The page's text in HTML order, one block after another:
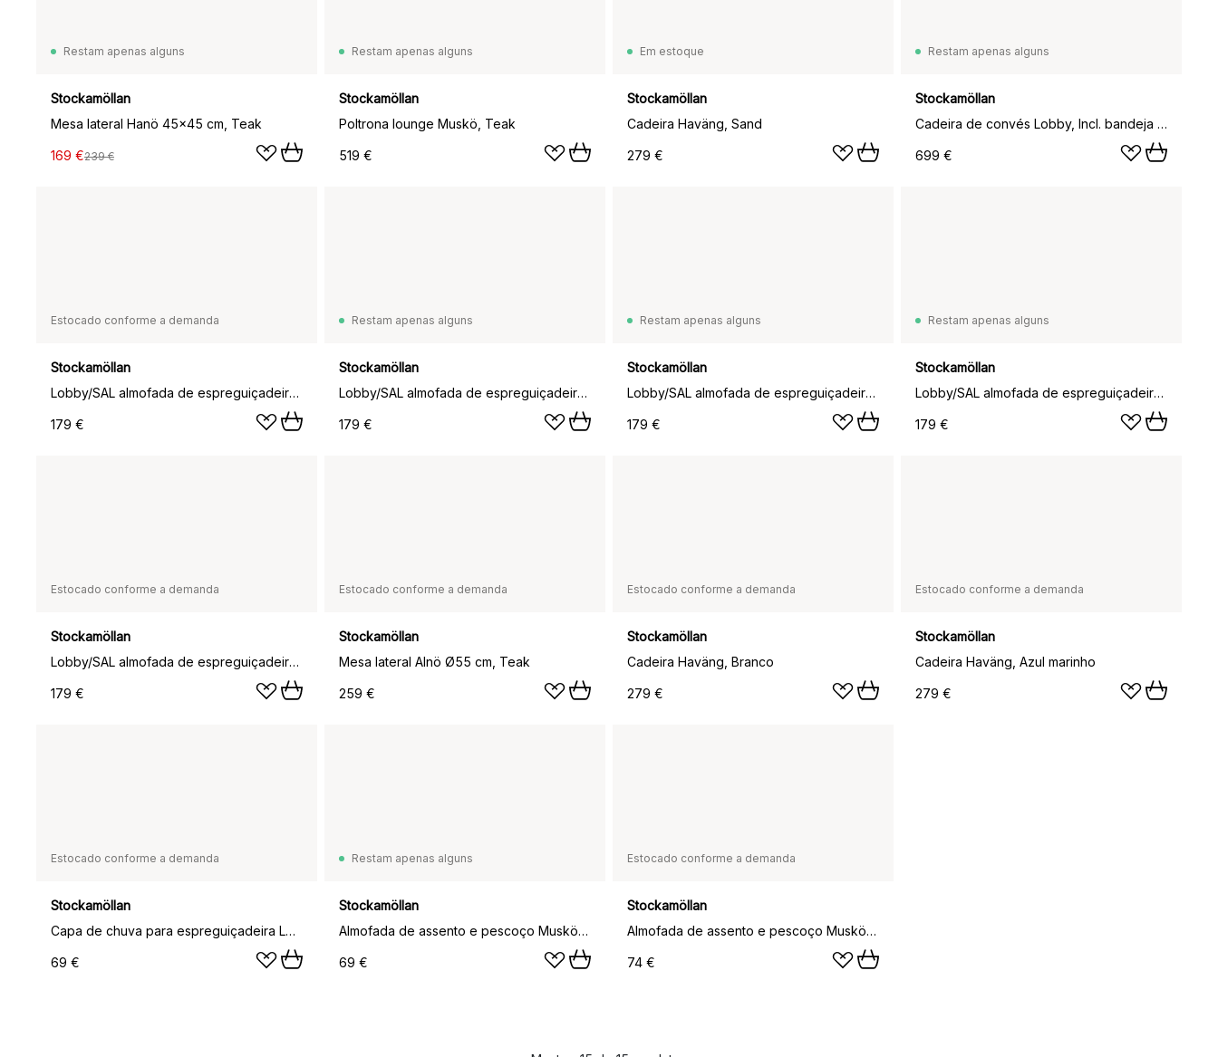
Restam apenas alguns
Stockamöllan
Mesa lateral Hanö 45x45 cm, Teak
169 €239 €
Restam apenas alguns
Stockamöllan
Poltrona lounge Muskö, Teak
519 €
Em estoque
Stockamöllan
Cadeira Haväng, Sand
279 €
Restam apenas alguns
Stockamöllan
Cadeira de convés Lobby, Incl. bandeja e capa de chuva
699 €
Estocado conforme a demanda
Stockamöllan
Lobby/SAL almofada de espreguiçadeira, Beige
179 €
Restam apenas alguns
Stockamöllan
Lobby/SAL almofada de espreguiçadeira, Preto
179 €
Restam apenas alguns
Stockamöllan
Lobby/SAL almofada de espreguiçadeira, Branco
179 €
Restam apenas alguns
Stockamöllan
Lobby/SAL almofada de espreguiçadeira, Azul
179 €
Estocado conforme a demanda
Stockamöllan
Lobby/SAL almofada de espreguiçadeira, Verde
179 €
Estocado conforme a demanda
Stockamöllan
Mesa lateral Alnö Ø55 cm, Teak
259 €
Estocado conforme a demanda
Stockamöllan
Cadeira Haväng, Branco
279 €
Estocado conforme a demanda
Stockamöllan
Cadeira Haväng, Azul marinho
279 €
Estocado conforme a demanda
Stockamöllan
Capa de chuva para espreguiçadeira Lobby, 142x62 cm
69 €
Restam apenas alguns
Stockamöllan
Almofada de assento e pescoço Muskö, Preto
69 €
Estocado conforme a demanda
Stockamöllan
Almofada de assento e pescoço Muskö, Sand
74 €